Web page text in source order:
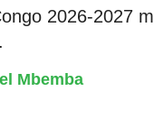
2026-2027
Mbemba